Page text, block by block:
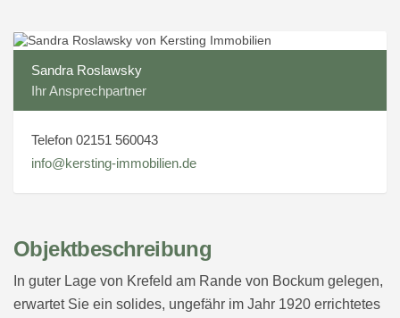
Sandra Roslawsky
Ihr Ansprechpartner
Telefon 02151 560043
info@kersting-immobilien.de
Objektbeschreibung
In guter Lage von Krefeld am Rande von Bockum gelegen,
erwartet Sie ein solides, ungefähr im Jahr 1920 errichtetes